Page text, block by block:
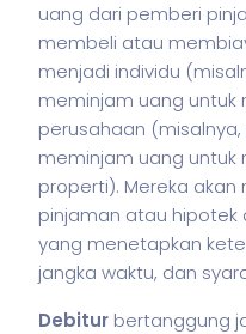
uang dari pemberi
membeli atau
menjadi individu
meminjam uang
perusahaan
meminjam uang
properti). Mereka
pinjaman atau
yang menetapkan
jangka waktu, dan
Debitur bertanggung